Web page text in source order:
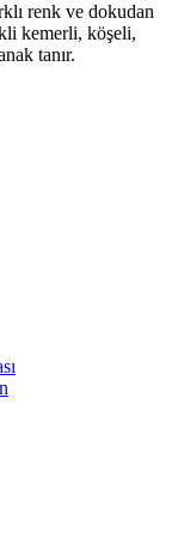
renk ve dokudan
kemerli, köşeli,
tanır.